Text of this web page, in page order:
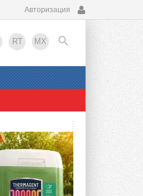
Авторизация
RT MX
EN